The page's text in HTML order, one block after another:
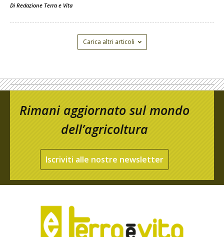
Di Redazione Terra e Vita
Carica altri articoli
Rimani aggiornato sul mondo
dell’agricoltura
Iscriviti alle nostre newsletter